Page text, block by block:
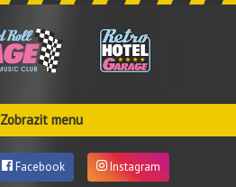
Zobrazit menu
Facebook Instagram